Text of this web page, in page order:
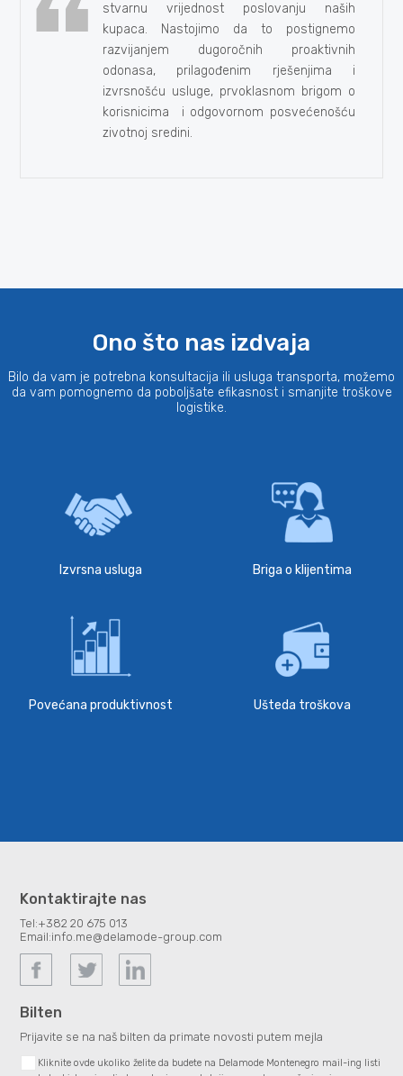
stvarnu vrijednost poslovanju naših
kupaca. Nastojimo da to postignemo
razvijanjem dugoročnih proaktivnih
odonasa, prilagođenim rješenjima i
izvrsnošću usluge, prvoklasnom brigom o
korisnicima i odgovornom posvećenošću
zivotnoj sredini.
Ono što nas izdvaja
Bilo da vam je potrebna konsultacija ili usluga transporta, možemo
da vam pomognemo da poboljšate efikasnost i smanjite troškove
logistike.
Izvrsna usluga Briga o klijentima
Povećana produktivnost Ušteda troškova
Kontaktirajte nas
Tel:+382 20 675 013
Email:info.me@delamode-group.com
Bilten
Prijavite se na naš bilten da primate novosti putem mejla
Kliknite ovde ukoliko želite da budete na Delamode Montenegro mail-ing listi